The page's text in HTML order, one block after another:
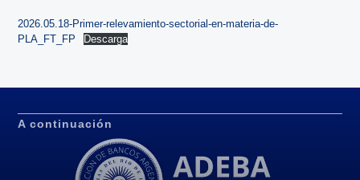
2026.05.18-Primer-relevamiento-sectorial-en-materia-de-
PLA_FT_FP
Descarga
A continuación